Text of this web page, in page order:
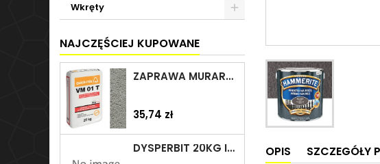
Wkręty
NAJCZĘŚCIEJ KUPOWANE
ZAPRAWA MURARSKA VM 01 T 25KG SZARA QUICK-MIX
Cena
35,74 zł
DYSPERBIT 20KG IZOHAN/TES OPIS SZCZEGÓŁY